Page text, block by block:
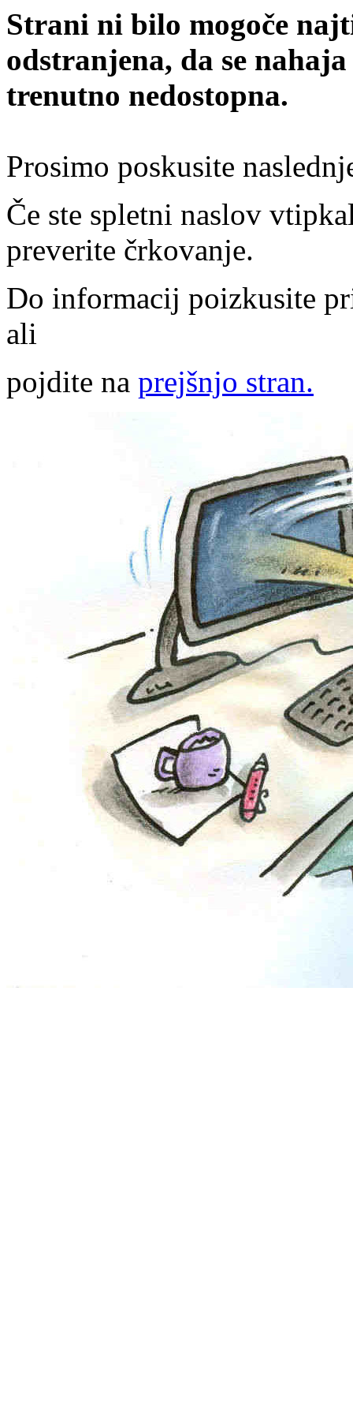
Strani ni bilo mogoče
odstranjena, da se
trenutno nedostopna.
Prosimo poskusite
Če ste spletni naslov
preverite črkovanje.
Do informacij poizkusite
ali
pojdite na prejšnjo stran.